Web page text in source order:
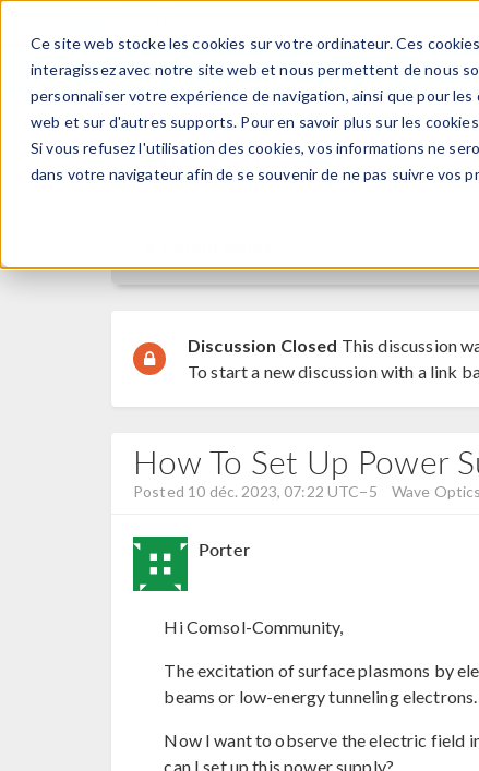
Ce site web stocke les cookies sur votre ordinateur. Ces
interagissez avec notre site web et nous permettent de nous
personnaliser votre expérience de navigation, ainsi que pour
web et sur d'autres supports. Pour en savoir plus sur les
Si vous refusez l'utilisation des cookies, vos informations ne
dans votre navigateur afin de se souvenir de ne pas suivre vos
Discussion Forum
Discussion Closed This discussion
To start a new discussion with a link
How To Set Up Power
Posted 10 déc. 2023, 07:22 UTC−5 Wave
Porter
Hi Comsol-Community,
The excitation of surface plasmons by
beams or low-energy tunneling electrons.
Now I want to observe the electric field
can I set up this power supply?